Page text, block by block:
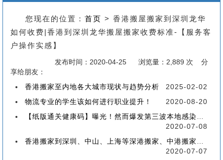
您现在的位置： 首页 > 香港搬屋搬家到深圳龙华
如何收费|香港到深圳龙华搬屋搬家收费标准-【服务客
户操作实感】
发布时间：2020-04-25 浏览量：2,889 次 分
享给朋友：
香港搬家至内地各大城市现状与趋势分析
2025-02-02
物流专业的学生该如何进行职业提升！
2020-08-20
【纸版通关健康码】曝光！然而爆发第三波本地感染，或再推迟启用！
2020-07-08
香港搬家到深圳、中山、上海等深港搬家、中港搬家的業務範圍、技術保障
2020-07-07